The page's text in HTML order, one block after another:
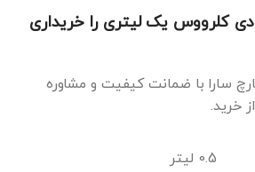
کلرووس یک لیتری را خریداری
سارا با ضمانت کیفیت و مشاوره
خرید.
0.5 لیتر